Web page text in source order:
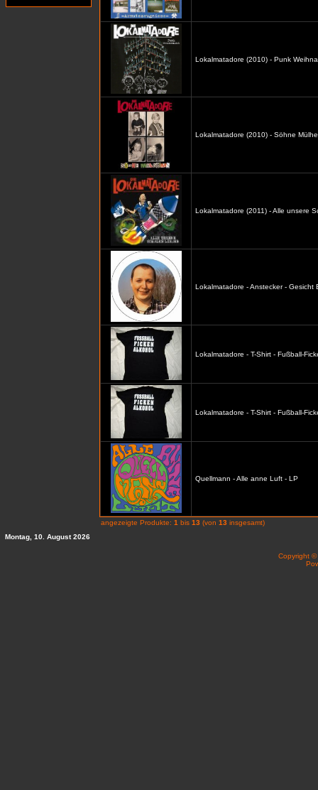
Lokalmatadore (2010) - Punk
Lokalmatadore (2010) - Söhne
Lokalmatadore (2011) - Alle unsere
Lokalmatadore - Anstecker - Gesicht
Lokalmatadore - T-Shirt - Fußball-
Lokalmatadore - T-Shirt - Fußball-
Quellmann - Alle anne Luft - LP
angezeigte Produkte: 1 bis 13 (von 13 insgesamt)
Montag, 10. August 2026
Copyright